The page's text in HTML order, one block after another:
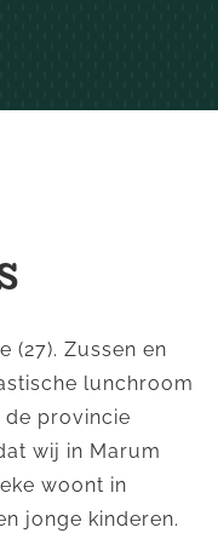
(27). Zussen en
lunchroom
de provincie
wij in Marum
woont in
jonge kinderen.